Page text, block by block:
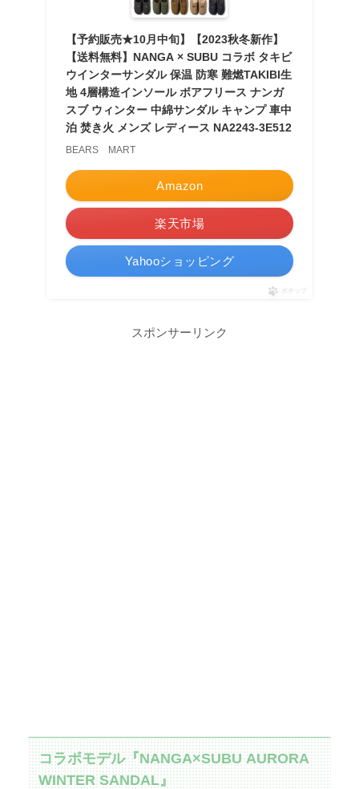
【予約販売★10月中旬】【2023秋冬新作】
【送料無料】NANGA × SUBU コラボ タキビ
ウインターサンダル 保温 防寒 難燃TAKIBI生
地 4層構造インソール ボアフリース ナンガ
スブ ウィンター 中綿サンダル キャンプ 車中
泊 焚き火 メンズ レディース NA2243-3E512
BEARS MART
Amazon
楽天市場
Yahooショッピング
ポチップ
スポンサーリンク
コラボモデル『NANGA×SUBU AURORA
WINTER SANDAL』